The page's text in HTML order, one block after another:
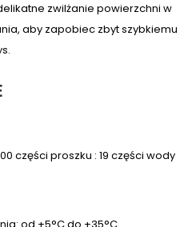
zwilżanie powierzchni w
aby zapobiec zbyt szybkiemu
części proszku : 19 części wody